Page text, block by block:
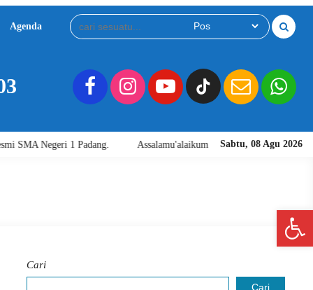
Agenda Download
Sabtu, 08 Agu 2026
1 Padang. Assalamu'alaikum warahmatullahi wabarakatuh.
Cari
Cari